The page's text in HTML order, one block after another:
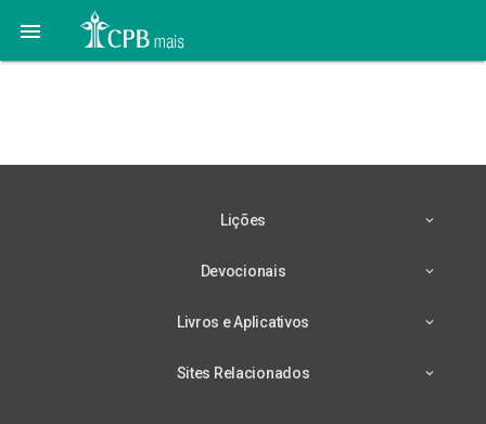

Lições
Devocionais
Livros e Aplicativos
Sites Relacionados